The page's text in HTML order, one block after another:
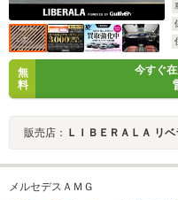
無
料
今すぐ
販売店： ＬＩＢＥＲＡＬＡ リ
メルセデスＡＭＧ